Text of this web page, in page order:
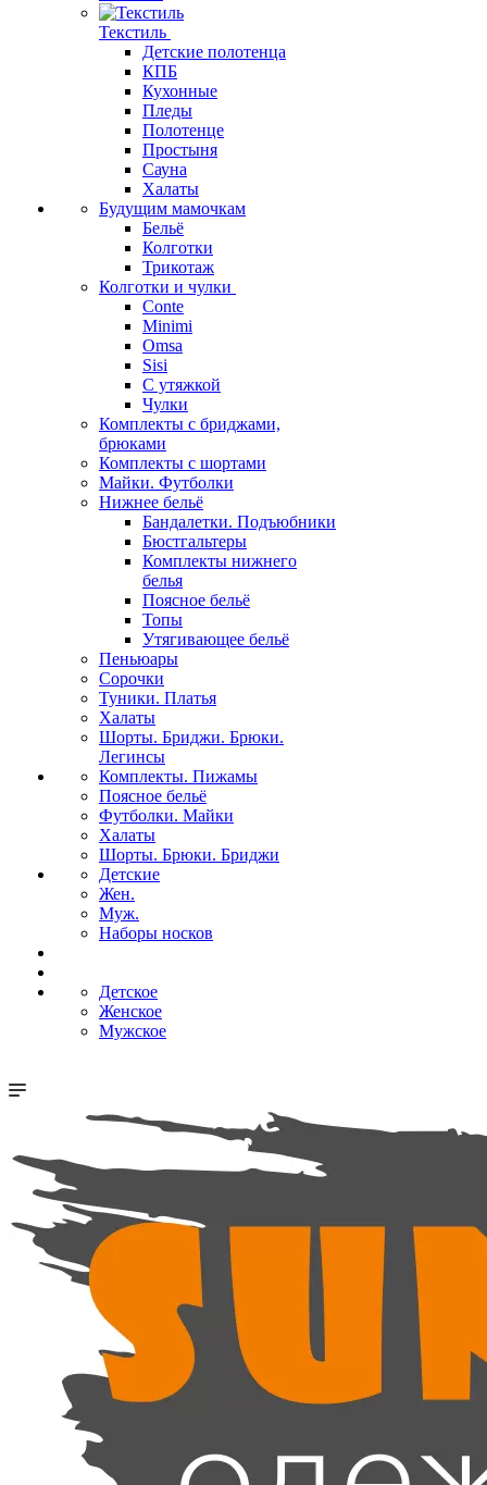
Текстиль
Детские полотенца
КПБ
Кухонные
Пледы
Полотенце
Простыня
Сауна
Халаты
Будущим мамочкам
Бельё
Колготки
Трикотаж
Колготки и чулки
Conte
Minimi
Omsa
Sisi
С утяжкой
Чулки
Комплекты с бриджами,
брюками
Комплекты с шортами
Майки. Футболки
Нижнее бельё
Бандалетки. Подъюбники
Бюстгальтеры
Комплекты нижнего
белья
Поясное бельё
Топы
Утягивающее бельё
Пеньюары
Сорочки
Туники. Платья
Халаты
Шорты. Бриджи. Брюки.
Легинсы
Комплекты. Пижамы
Поясное бельё
Футболки. Майки
Халаты
Шорты. Брюки. Бриджи
Детские
Жен.
Муж.
Наборы носков
Детское
Женское
Мужское